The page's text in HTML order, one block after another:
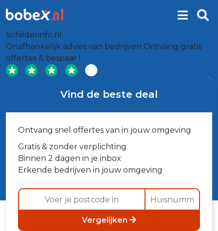
Schilderinfo.nl
Onafhankelijk advies van bedrijven Ontvang gratis
offertes & bespaar !
Vind de beste deal
Ontvang snel offertes van in jouw omgeving
Gratis & zonder verplichting
Binnen 2 dagen in je inbox
Erkende bedrijven in jouw omgeving
Vergelijken